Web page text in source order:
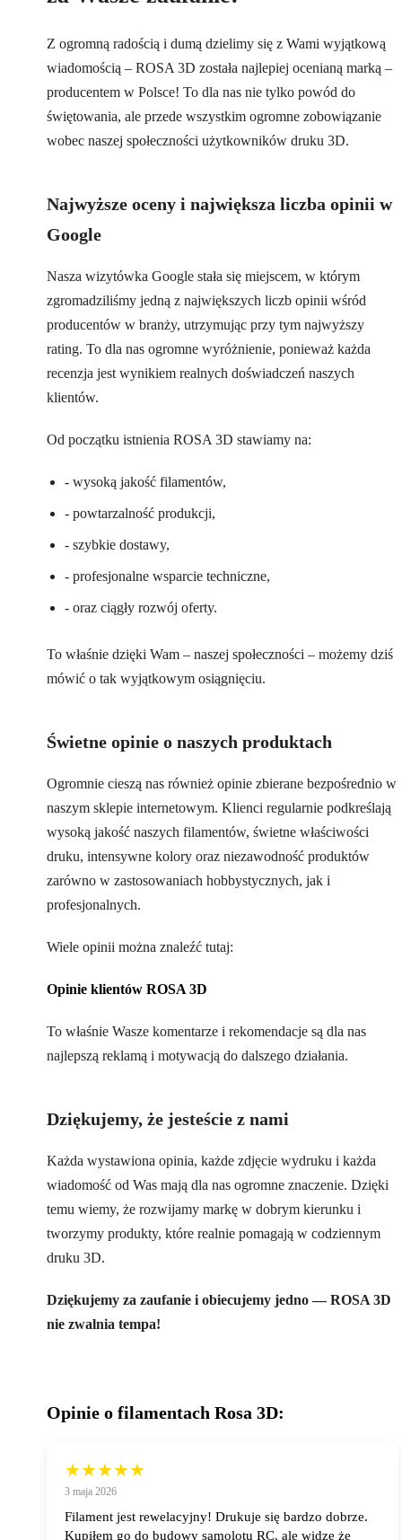
Z ogromną radością i dumą dzielimy się z Wami wyjątkową
wiadomością – ROSA 3D została najlepiej ocenianą marką –
producentem w Polsce! To dla nas nie tylko powód do
świętowania, ale przede wszystkim ogromne zobowiązanie
wobec naszej społeczności użytkowników druku 3D.
Najwyższe oceny i największa liczba opinii w
Google
Nasza wizytówka Google stała się miejscem, w którym
zgromadziliśmy jedną z największych liczb opinii wśród
producentów w branży, utrzymując przy tym najwyższy
rating. To dla nas ogromne wyróżnienie, ponieważ każda
recenzja jest wynikiem realnych doświadczeń naszych
klientów.
Od początku istnienia ROSA 3D stawiamy na:
- wysoką jakość filamentów,
- powtarzalność produkcji,
- szybkie dostawy,
- profesjonalne wsparcie techniczne,
- oraz ciągły rozwój oferty.
To właśnie dzięki Wam – naszej społeczności – możemy dziś
mówić o tak wyjątkowym osiągnięciu.
Świetne opinie o naszych produktach
Ogromnie cieszą nas również opinie zbierane bezpośrednio w
naszym sklepie internetowym. Klienci regularnie podkreślają
wysoką jakość naszych filamentów, świetne właściwości
druku, intensywne kolory oraz niezawodność produktów
zarówno w zastosowaniach hobbystycznych, jak i
profesjonalnych.
Wiele opinii można znaleźć tutaj:
Opinie klientów ROSA 3D
To właśnie Wasze komentarze i rekomendacje są dla nas
najlepszą reklamą i motywacją do dalszego działania.
Dziękujemy, że jesteście z nami
Każda wystawiona opinia, każde zdjęcie wydruku i każda
wiadomość od Was mają dla nas ogromne znaczenie. Dzięki
temu wiemy, że rozwijamy markę w dobrym kierunku i
tworzymy produkty, które realnie pomagają w codziennym
druku 3D.
Dziękujemy za zaufanie i obiecujemy jedno — ROSA 3D
nie zwalnia tempa!
Opinie o filamentach Rosa 3D:
★★★★★
3 maja 2026
Filament jest rewelacyjny! Drukuje się bardzo dobrze.
Kupiłem go do budowy samolotu RC, ale widzę że